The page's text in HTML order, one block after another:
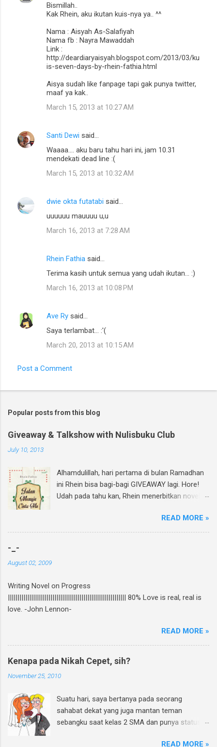
Bismillah..
Kak Rhein, aku ikutan kuis-nya ya.. ^^
Nama : Aisyah As-Salafiyah
Nama fb : Nayra Mawaddah
Link :
http://deardiaryaisyah.blogspot.com/2013/03/ku
is-seven-days-by-rhein-fathia.html
Aisya sudah like fanpage tapi gak punya twitter,
maaf ya kak..
March 15, 2013 at 10:27 AM
Santi Dewi said…
Waaaa.... aku baru tahu hari ini, jam 10.31
mendekati dead line :(
March 15, 2013 at 10:32 AM
dwie okta futatabi said…
uuuuuu mauuuu u,u
March 16, 2013 at 7:28 AM
Rhein Fathia said…
Terima kasih untuk semua yang udah ikutan... :)
March 16, 2013 at 10:08 PM
Ave Ry said…
Saya terlambat... :'(
March 20, 2013 at 10:15 AM
Post a Comment
Popular posts from this blog
Giveaway & Talkshow with Nulisbuku Club
July 10, 2013
Alhamdulillah, hari pertama di bulan Ramadhan
ini Rhein bisa bagi-bagi GIVEAWAY lagi. Hore!
Udah pada tahu kan, Rhein menerbitkan novel
beredar di toko buku, termasuk di beberapa
toko buku online. Bagi yang mau tahu behind
Follow twitter @rheinfathia dan Like Fan Page
Rhein Fathia Twitpic cover novel " Jalan Menuju
Cinta-Mu " dan mention 2 temanmu untuk
#JalanMenujuCintaMu novel @rheinfathia yuk,
@[nama teman1] @[nama teman2] Info
www.rheinfathia.com " Boleh nge-twit berkali-
Facebook kamu, sertakan link
www.rheinfathia.com, dan tag temanmu.
Posting link f...
READ MORE »
-_-
August 02, 2009
Writing Novel on Progress
||||||||||||||||||||||||||||||||||||||||||||||||||||||||||||| 80% Love is real, real is
love. -John Lennon-
READ MORE »
Kenapa pada Nikah Cepet, sih?
November 25, 2010
Suatu hari, saya bertanya pada seorang
sahabat dekat yang juga mantan teman
sebangku saat kelas 2 SMA dan punya status
READ MORE »